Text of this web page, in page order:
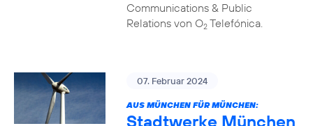
Communications & Public
Relations von O2Telefónica.
07. Februar 2024
AUS MÜNCHEN FÜR MÜNCHEN:
Stadtwerke München